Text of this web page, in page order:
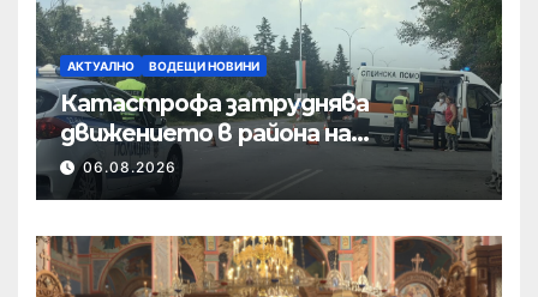
АКТУАЛНО ВОДЕЩИ НОВИНИ
Катастрофа затруднява
движението в района на
Хиподрума
06.08.2026